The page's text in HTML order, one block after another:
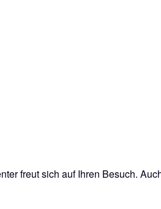
freut sich auf Ihren Besuch.